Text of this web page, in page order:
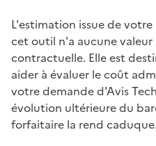
L'estimation issue de
cet outil n'a aucune valeur
contractuelle. Elle est
aider à évaluer le coût
votre demande d'Avis
évolution ultérieure du
forfaitaire la rend caduque.